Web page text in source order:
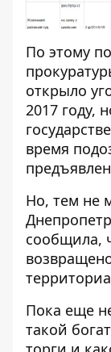
По этому
открыло
2017 году,
время
Но, тем не
сообщила,
Пока еще
такой